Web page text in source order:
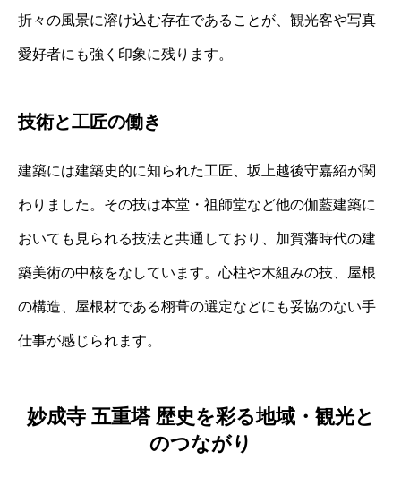
折々の風景に溶け込む存在であることが、観光客や写真
愛好者にも強く印象に残ります。
技術と工匠の働き
建築には建築史的に知られた工匠、坂上越後守嘉紹が関
わりました。その技は本堂・祖師堂など他の伽藍建築に
おいても見られる技法と共通しており、加賀藩時代の建
築美術の中核をなしています。心柱や木組みの技、屋根
の構造、屋根材である栩葺の選定などにも妥協のない手
仕事が感じられます。
妙成寺 五重塔 歴史を彩る地域・観光と
のつながり